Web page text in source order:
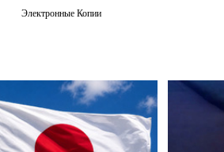
Электронные Копии